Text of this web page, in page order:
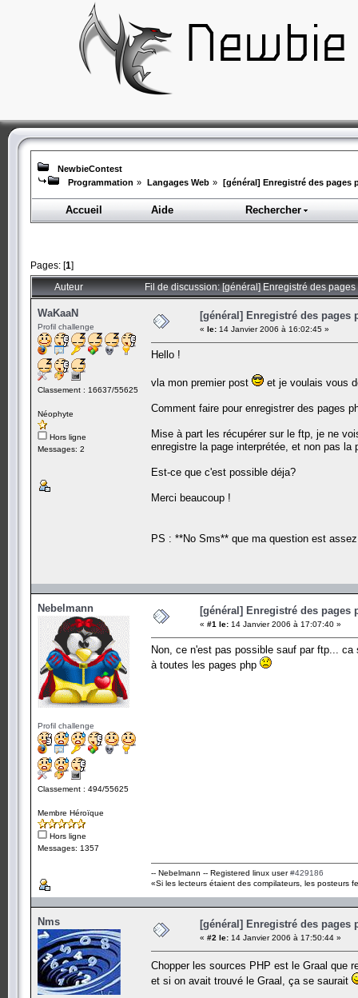
NewbieContest
Programmation » Langages Web » [général] Enregistré des pages
Accueil Aide Rechercher
Pages: [1]
Auteur Fil de discussion: [général] Enregistré des
WaKaaN
Profil challenge
Classement : 16637/55625
Néophyte
Hors ligne
Messages: 2
[général] Enregistré des pages
« le: 14 Janvier 2006 à 16:02:45 »
Hello !
vla mon premier post et je voulais vous
Comment faire pour enregistrer des pages
Mise à part les récupérer sur le ftp, je ne
enregistre la page interprétée, et non pas la
Est-ce que c'est possible déja?
Merci beaucoup !
PS : **No Sms** que ma question est
Nebelmann
Profil challenge
Classement : 494/55625
Membre Héroïque
Hors ligne
Messages: 1357
[général] Enregistré des pages
« #1 le: 14 Janvier 2006 à 17:07:40 »
Non, ce n'est pas possible sauf par ftp...
à toutes les pages php
-- Nebelmann -- Registered linux user#429186
«Si les lecteurs étaient des compilateurs, les posteurs
Nms [général] Enregistré des pages
« #2 le: 14 Janvier 2006 à 17:50:44 »
Chopper les sources PHP est le Graal que
et si on avait trouvé le Graal, ça se saurait